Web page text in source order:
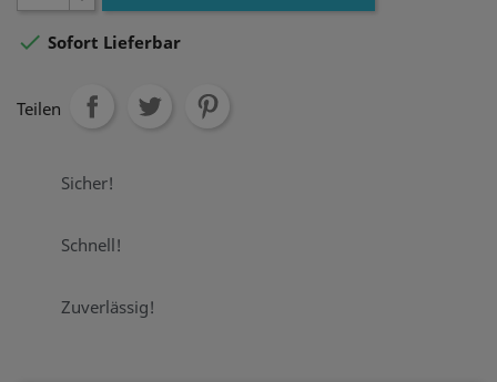
 Sofort Lieferbar
Teilen
Sicher!
Schnell!
Zuverlässig!